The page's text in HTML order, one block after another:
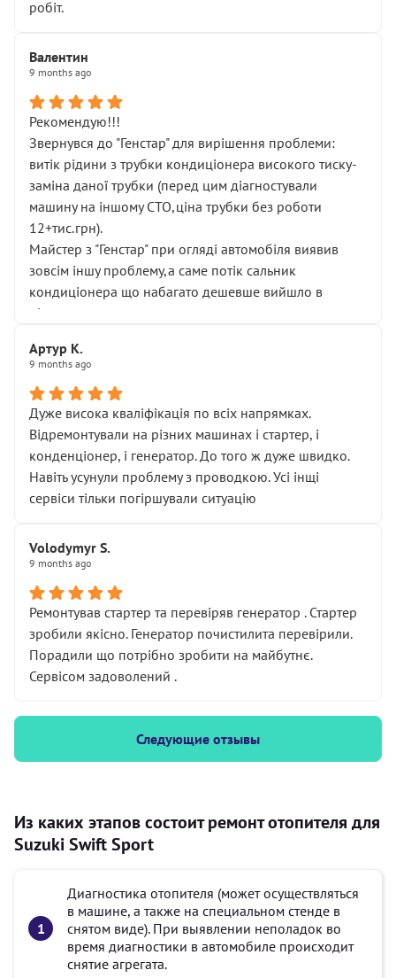
робіт.
Валентин
9 months ago
Рекомендую!!!
Звернувся до "Генстар" для вирішення проблеми:
витік рідини з трубки кондиціонера високого тиску-
заміна даної трубки (перед цим діагностували
машину на іншому СТО,ціна трубки без роботи
12+тис.грн).
Майстер з "Генстар" при огляді автомобіля виявив
зовсім іншу проблему,а саме потік сальник
кондиціонера що набагато дешевше вийшло в
підсумку.
Артур К.
9 months ago
Дуже висока кваліфікація по всіх напрямках.
Відремонтували на різних машинах і стартер, і
конденціонер, і генератор. До того ж дуже швидко.
Навіть усунули проблему з проводкою. Усі інщі
сервіси тільки погіршували ситуацію
Volodymyr S.
9 months ago
Ремонтував стартер та перевіряв генератор . Стартер
зробили якісно. Генератор почистилита перевірили.
Порадили що потрібно зробити на майбутнє.
Сервісом задоволений .
Следующие отзывы
Из каких этапов состоит ремонт отопителя для
Suzuki Swift Sport
Диагностика отопителя (может осуществляться
в машине, а также на специальном стенде в
снятом виде). При выявлении неполадок во
время диагностики в автомобиле происходит
снятие агрегата.